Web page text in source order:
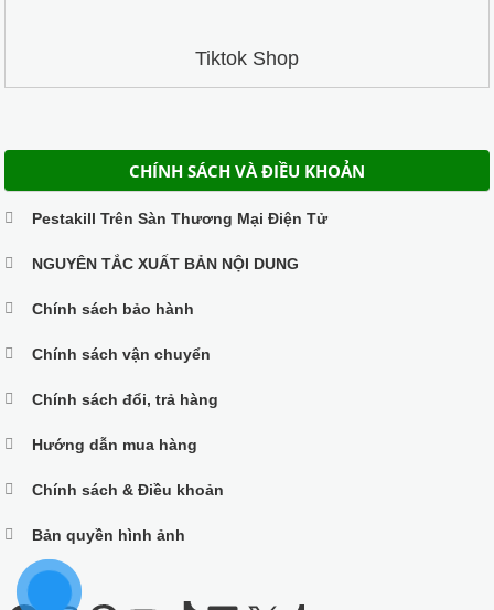
Tiktok Shop
CHÍNH SÁCH VÀ ĐIỀU KHOẢN
Pestakill Trên Sàn Thương Mại Điện Tử
NGUYÊN TẮC XUẤT BẢN NỘI DUNG
Chính sách bảo hành
Chính sách vận chuyển
Chính sách đổi, trả hàng
Hướng dẫn mua hàng
Chính sách & Điều khoản
Bản quyền hình ảnh